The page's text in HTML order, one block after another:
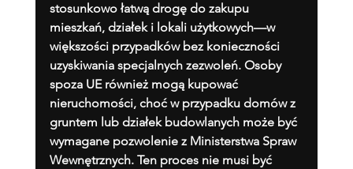
stosunkowo łatwą drogę do zakupu
mieszkań, działek i lokali użytkowych—w
większości przypadków bez konieczności
uzyskiwania specjalnych zezwoleń. Osoby
spoza UE również mogą kupować
nieruchomości, choć w przypadku domów z
gruntem lub działek budowlanych może być
wymagane pozwolenie z Ministerstwa Spraw
Wewnętrznych. Ten proces nie musi być